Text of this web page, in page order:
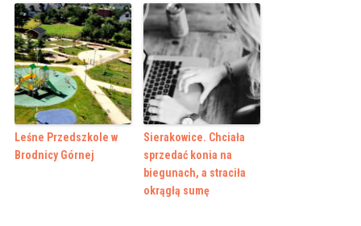
Leśne Przedszkole w
Brodnicy Górnej
Sierakowice. Chciała
sprzedać konia na
biegunach, a straciła
okrągłą sumę